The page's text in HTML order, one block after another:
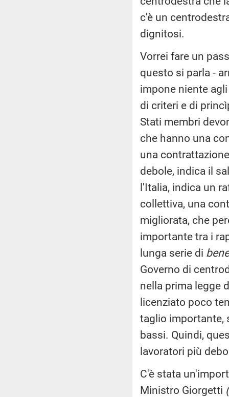
c'è un
dignitosi.
Vorrei fare un
questo si parla -
impone niente
di criteri e di
Stati membri
che hanno una
una
debole, indica il
l'Italia, indica un
collettiva, una
migliorata, che
importante tra i
lunga serie di
Governo di
nella prima legge
licenziato poco
taglio importante,
bassi. Quindi,
lavoratori più
C'è stata
Ministro Giorgetti